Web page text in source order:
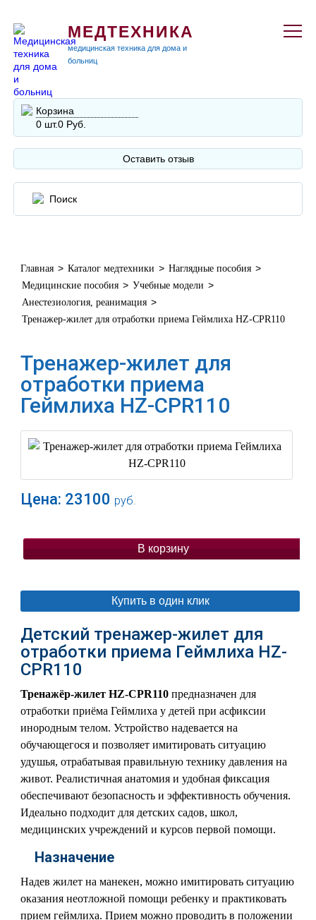
МЕДТЕХНИКА
медицинская техника для дома и
больниц
Корзина
0 шт.0 Руб.
Оставить отзыв
Главная > Каталог медтехники > Наглядные пособия >
Медицинские пособия > Учебные модели >
Анестезиология, реанимация >
Тренажер-жилет для отработки приема Геймлиха HZ-CPR110
Тренажер-жилет для
отработки приема
Геймлиха HZ-CPR110
Цена: 23100 руб.
В корзину
Купить в один клик
Детский тренажер-жилет для
отработки приема Геймлиха HZ-
CPR110
Тренажёр-жилет HZ-CPR110 предназначен для
отработки приёма Геймлиха у детей при асфиксии
инородным телом. Устройство надевается на
обучающегося и позволяет имитировать ситуацию
удушья, отрабатывая правильную технику давления на
живот. Реалистичная анатомия и удобная фиксация
обеспечивают безопасность и эффективность обучения.
Идеально подходит для детских садов, школ,
медицинских учреждений и курсов первой помощи.
Назначение
Надев жилет на манекен, можно имитировать ситуацию
оказания неотложной помощи ребенку и практиковать
прием геймлиха. Прием можно проводить в положении